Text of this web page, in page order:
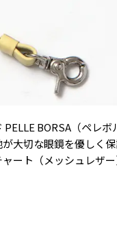
BORSA（ペレ
大切な眼鏡を優しく
ート（メッシュレザ